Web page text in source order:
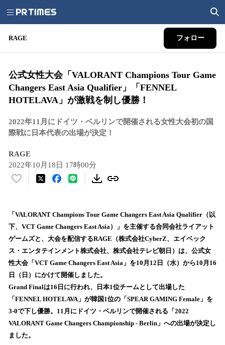
RAGE フォロー
公式女性大会「VALORANT Champions Tour Game
Changers East Asia Qualifier」「FENNEL
HOTELAVA」が激戦を制し優勝！
2022年11月にドイツ・ベルリンで開催される女性大会初の国
際戦に日本代表の出場が決定！
RAGE
2022年10月18日 17時00分
い
！
数
を
み
込
み
中
で
す
「VALORANT Champions Tour Game Changers East Asia Qualifier（以
下、VCT Game Changers East Asia）」を主催する合同会社ライアット
ゲームズと、大会を配信するRAGE（株式会社CyberZ、エイベック
ス・エンタテインメント株式会社、株式会社テレビ朝日）は、公式女
性大会「VCT Game Changers East Asia」を10月12日（水）から10月16
日（日）にかけて開催しました。
Grand Finalは16日に行われ、日本1位チームとして出場した
「FENNEL HOTELAVA」が韓国1位の「SPEAR GAMING Female」を
3-0で下し優勝。11月にドイツ・ベルリンで開催される「2022
VALORANT Game Changers Championship - Berlin」への出場が決定し
ました。